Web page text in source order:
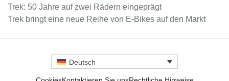
Trek: 50 Jahre auf zwei Rädern eingeprägt
Trek bringt eine neue Reihe von E-Bikes auf den Markt
Deutsch